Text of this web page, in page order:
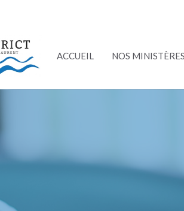
ACCUEIL NOS MINISTÈRES